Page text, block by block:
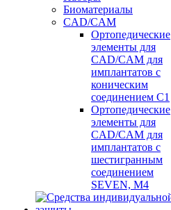
Биоматериалы
CAD/CAM
Ортопедические
элементы для
CAD/CAM для
имплантатов с
коническим
соединением С1
Ортопедические
элементы для
CAD/CAM для
имплантатов с
шестигранным
соединением
SEVEN, М4